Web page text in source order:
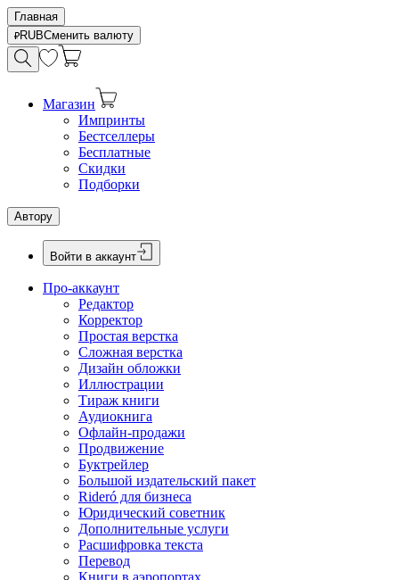
Главная
RUBСменить валюту
Магазин
Импринты
Бестселлеры
Бесплатные
Скидки
Подборки
Автору
Войти в аккаунт
Про-аккаунт
Редактор
Корректор
Простая верстка
Сложная верстка
Дизайн обложки
Иллюстрации
Тираж книги
Аудиокнига
Офлайн-продажи
Продвижение
Буктрейлер
Большой издательский пакет
Rideró для бизнеса
Юридический советник
Дополнительные услуги
Расшифровка текста
Перевод
Книги в аэропортах